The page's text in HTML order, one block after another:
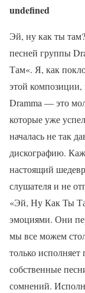
undefined
Эй, ну как ты
песней группы
Там«. Я, как
этой композиции,
Dramma — это
которые уже
началась не так
дискографию.
настоящий
слушателя и не
«Эй, Ну Как Ты
эмоциями. Они
мы все можем
только
собственные
сомнений.